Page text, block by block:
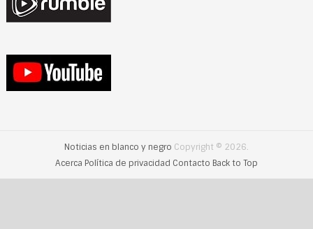
Noticias en blanco y negro Copyright © 2026.
Acerca Política de privacidad Contacto Back to Top